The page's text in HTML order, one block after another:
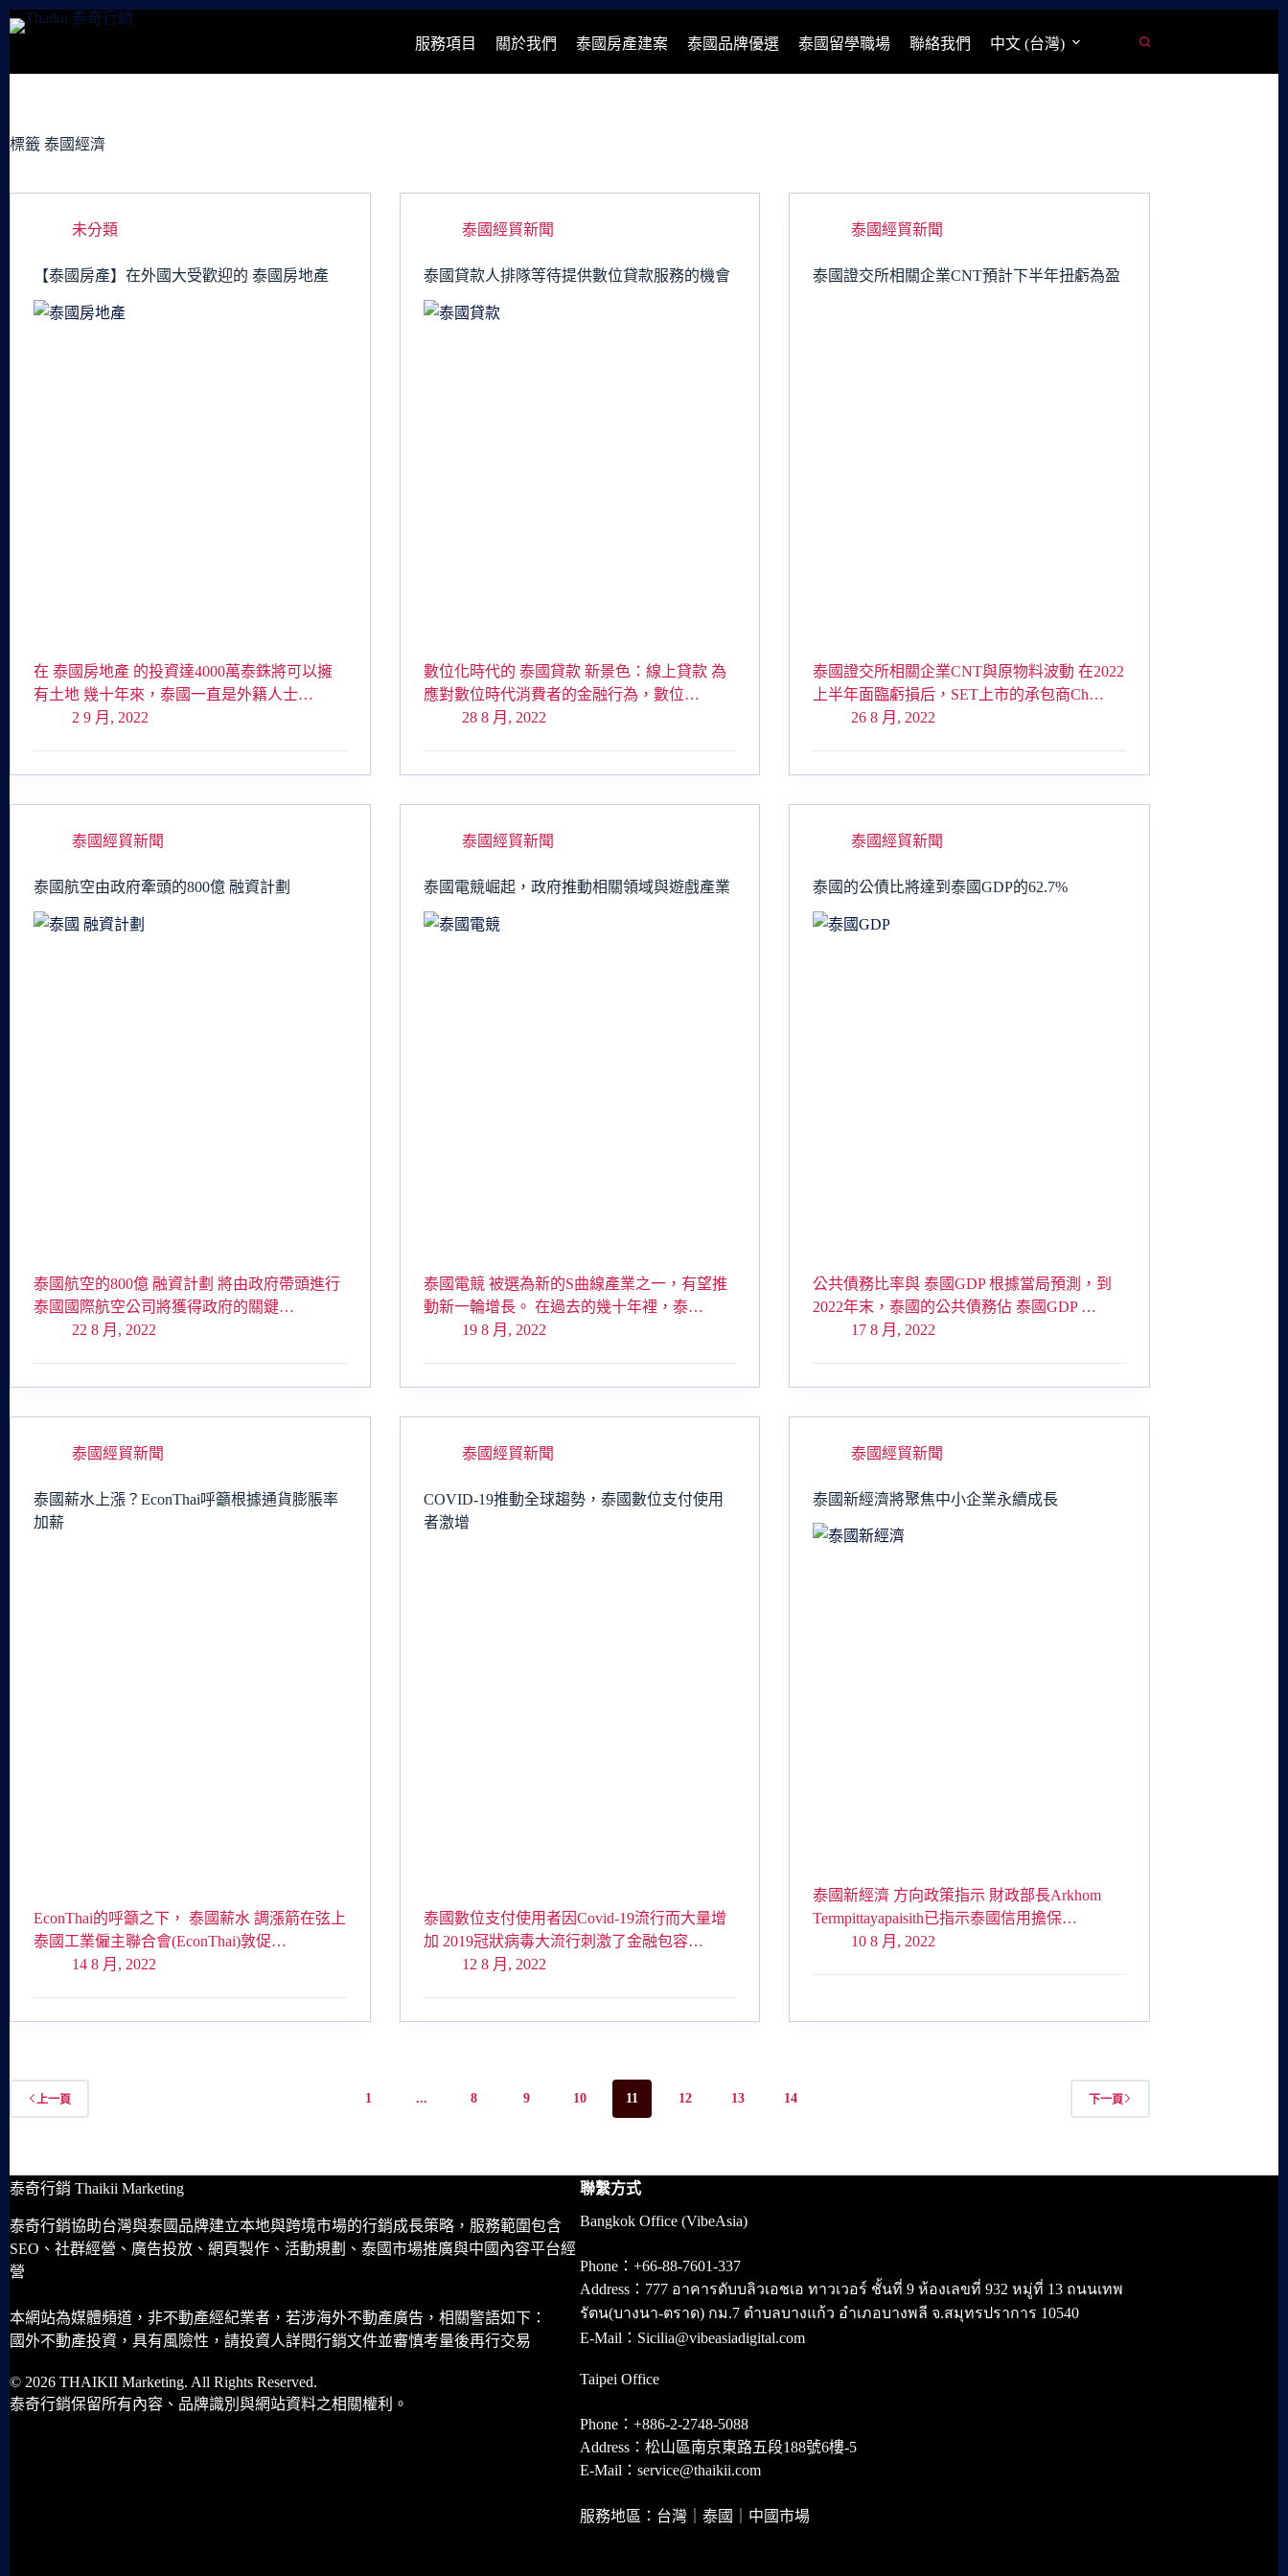
跳
容
服務項目 關於我們 泰國房產建案 泰國品牌優選 泰國留學職場 聯絡我們 中文 (台灣)
標籤 泰國經濟
未分類
【泰國房產】在外國大受歡迎的 泰國房地產
在 泰國房地產 的投資達4000萬泰銖將可以擁
有土地 幾十年來，泰國一直是外籍人士…
2 9 月, 2022
泰國經貿新聞
泰國貸款人排隊等待提供數位貸款服務的機會
數位化時代的 泰國貸款 新景色：線上貸款 為
應對數位時代消費者的金融行為，數位…
28 8 月, 2022
泰國經貿新聞
泰國證交所相關企業CNT預計下半年扭虧為盈
泰國證交所相關企業CNT與原物料波動 在2022
上半年面臨虧損后，SET上市的承包商Ch…
26 8 月, 2022
泰國經貿新聞
泰國航空由政府牽頭的800億 融資計劃
泰國航空的800億 融資計劃 將由政府帶頭進行
泰國國際航空公司將獲得政府的關鍵…
22 8 月, 2022
泰國經貿新聞
泰國電競崛起，政府推動相關領域與遊戲產業
泰國電競 被選為新的S曲線產業之一，有望推
動新一輪增長。 在過去的幾十年裡，泰…
19 8 月, 2022
泰國經貿新聞
泰國的公債比將達到泰國GDP的62.7%
公共債務比率與 泰國GDP 根據當局預測，到
2022年末，泰國的公共債務佔 泰國GDP …
17 8 月, 2022
泰國經貿新聞
泰國薪水上漲？EconThai呼籲根據通貨膨脹率
加薪
EconThai的呼籲之下， 泰國薪水 調漲箭在弦上
泰國工業僱主聯合會(EconThai)敦促…
14 8 月, 2022
泰國經貿新聞
COVID-19推動全球趨勢，泰國數位支付使用
者激增
泰國數位支付使用者因Covid-19流行而大量增
加 2019冠狀病毒大流行刺激了金融包容…
12 8 月, 2022
泰國經貿新聞
泰國新經濟將聚焦中小企業永續成長
泰國新經濟 方向政策指示 財政部長Arkhom
Termpittayapaisith已指示泰國信用擔保…
10 8 月, 2022
上一頁 1 ... 8 9 10 11 12 13 14 下一頁
泰奇行銷 Thaikii Marketing
泰奇行銷協助台灣與泰國品牌建立本地與跨境市場的行銷成長策略，服務範圍包含
SEO、社群經營、廣告投放、網頁製作、活動規劃、泰國市場推廣與中國內容平台經
營
本網站為媒體頻道，非不動產經紀業者，若涉海外不動產廣告，相關警語如下：
國外不動產投資，具有風險性，請投資人詳閱行銷文件並審慎考量後再行交易
© 2026 THAIKII Marketing. All Rights Reserved.
泰奇行銷保留所有內容、品牌識別與網站資料之相關權利。
聯繫方式
Bangkok Office (VibeAsia)
Phone：+66-88-7601-337
Address：777 อาคารดับบลิวเอชเอ ทาวเวอร์ ชั้นที่ 9 ห้องเลขที่ 932 หมู่ที่ 13 ถนนเทพ
รัตน(บางนา-ตราด) กม.7 ตำบลบางแก้ว อำเภอบางพลี จ.สมุทรปราการ 10540
E-Mail：Sicilia@vibeasiadigital.com
Taipei Office
Phone：+886-2-2748-5088
Address：松山區南京東路五段188號6樓-5
E-Mail：service@thaikii.com
服務地區：台灣｜泰國｜中國市場